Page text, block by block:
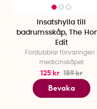
Insatshylla till
badrumsskåp, The
Edit
Fördubblar förvaringen i
medicinskåpet
125 kr 159 kr
Bevaka